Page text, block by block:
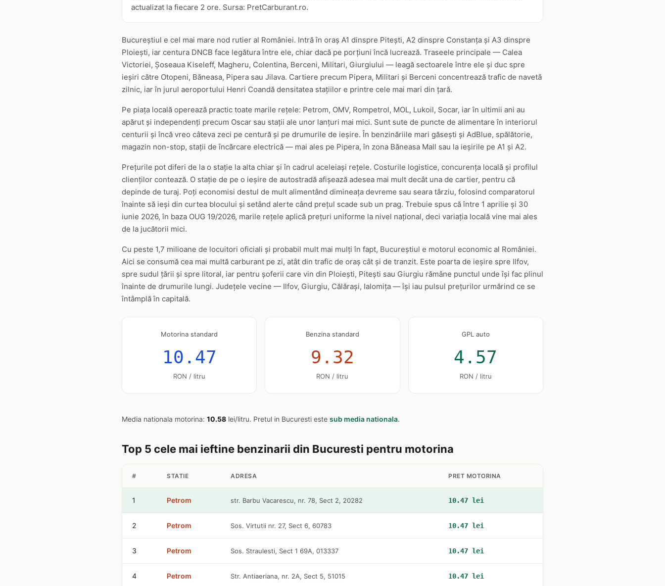
actualizat la fiecare 2 ore. Sursa: PretCarburant.ro.
Bucureștiul e cel mai mare nod rutier al României. Intră în oraș A1 dinspre Pitești, A2 dinspre Constanța și A3 dinspre
Ploiești, iar centura DNCB face legătura între ele, chiar dacă pe porțiuni încă lucrează. Traseele principale — Calea
Victoriei, Șoseaua Kiseleff, Magheru, Colentina, Berceni, Militari, Giurgiului — leagă sectoarele între ele și duc spre
ieșiri către Otopeni, Băneasa, Pipera sau Jilava. Cartiere precum Pipera, Militari și Berceni concentrează trafic de navetă
zilnic, iar în jurul aeroportului Henri Coandă densitatea stațiilor e printre cele mai mari din țară.
Pe piața locală operează practic toate marile rețele: Petrom, OMV, Rompetrol, MOL, Lukoil, Socar, iar în ultimii ani au
apărut și independenți precum Oscar sau stații ale unor lanțuri mai mici. Sunt sute de puncte de alimentare în interiorul
centurii și încă vreo câteva zeci pe centură și pe drumurile de ieșire. În benzinăriile mari găsești și AdBlue, spălătorie,
magazin non-stop, stații de încărcare electrică — mai ales pe Pipera, în zona Băneasa Mall sau la ieșirile pe A1 și A2.
Prețurile pot diferi de la o stație la alta chiar și în cadrul aceleiași rețele. Costurile logistice, concurența locală și profilul
clienților contează. O stație de pe o ieșire de autostradă afișează adesea mai mult decât una de cartier, pentru că
depinde de turaj. Poți economisi destul de mult alimentând dimineața devreme sau seara târziu, folosind comparatorul
înainte să ieși din curtea blocului și setând alerte când prețul scade sub un prag. Trebuie spus că între 1 aprilie și 30
iunie 2026, în baza OUG 19/2026, marile rețele aplică prețuri uniforme la nivel național, deci variația locală vine mai ales
de la jucătorii mici.
Cu peste 1,7 milioane de locuitori oficiali și probabil mult mai mulți în fapt, Bucureștiul e motorul economic al României.
Aici se consumă cea mai multă carburant pe zi, atât din trafic de oraș cât și de tranzit. Este poarta de ieșire spre Ilfov,
spre sudul țării și spre litoral, iar pentru șoferii care vin din Ploiești, Pitești sau Giurgiu rămâne punctul unde își fac plinul
înainte de drumurile lungi. Județele vecine — Ilfov, Giurgiu, Călărași, Ialomița — își iau pulsul prețurilor urmărind ce se
întâmplă în capitală.
Motorina standard
10.47
RON / litru
Benzina standard
9.32
RON / litru
GPL auto
4.57
RON / litru
Media nationala motorina: 10.58 lei/litru. Pretul in Bucuresti este sub media nationala.
Top 5 cele mai ieftine benzinarii din Bucuresti pentru motorina
# STATIE ADRESA PRET MOTORINA
1 Petrom str. Barbu Vacarescu, nr. 78, Sect 2, 20282 10.47 lei
2 Petrom Sos. Virtutii nr. 27, Sect 6, 60783 10.47 lei
3 Petrom Sos. Straulesti, Sect 1 69A, 013337 10.47 lei
4 Petrom Str. Antiaeriana, nr. 2A, Sect 5, 51015 10.47 lei